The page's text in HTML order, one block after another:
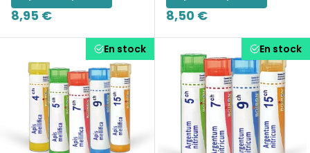
8,95 € 8,50 €
En stock En stock